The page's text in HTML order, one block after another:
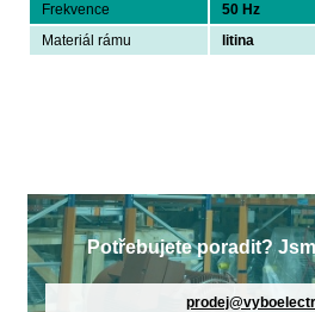
Frekvence
50 Hz
Materiál rámu
litina
Potřebujete poradit?